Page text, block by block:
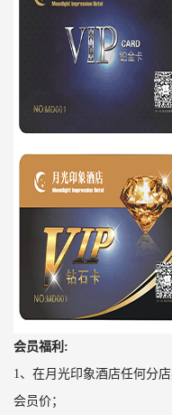
会员福利:
1、在月光印象酒店任何分
会员价；